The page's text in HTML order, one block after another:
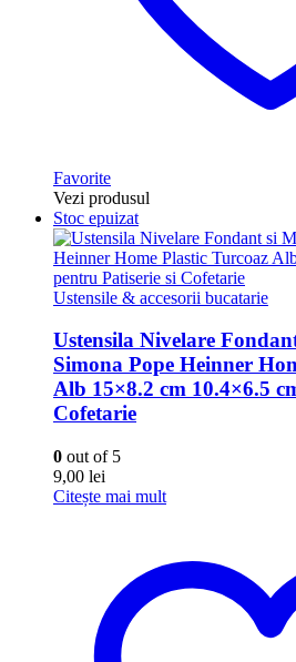
Favorite
Vezi produsul
Stoc epuizat
Ustensile & accesorii bucatarie
Ustensila Nivelare
Simona Pope Heinner
Alb 15×8.2 cm 10.4×6.5
Cofetarie
0 out of 5
9,00 lei
Citește mai mult